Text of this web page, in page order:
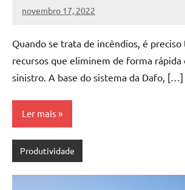
novembro 17, 2022
DafoBrasil
Nenhum
Quando se trata de incêndios, é
recursos que eliminem de forma rápida
sinistro. A base do sistema da Dafo, […]
Ler mais
Produtividade